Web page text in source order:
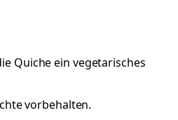
Quiche ein vegetarisches
vorbehalten.